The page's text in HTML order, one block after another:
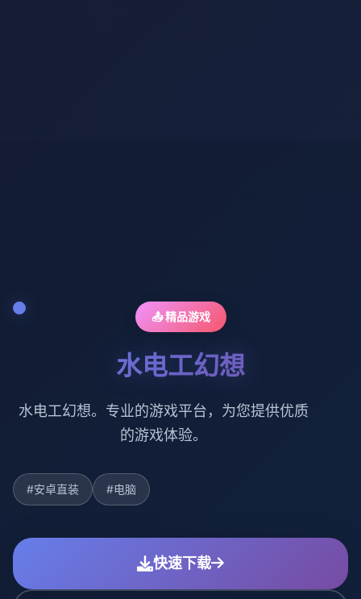
📤 精品游戏
水电工幻想
水电工幻想。专业的游戏平台，为您提供优质
的游戏体验。
#安卓直装 #电脑
快速下载